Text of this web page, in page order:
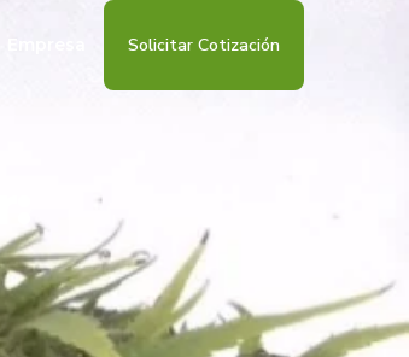
Solicitar Cotización